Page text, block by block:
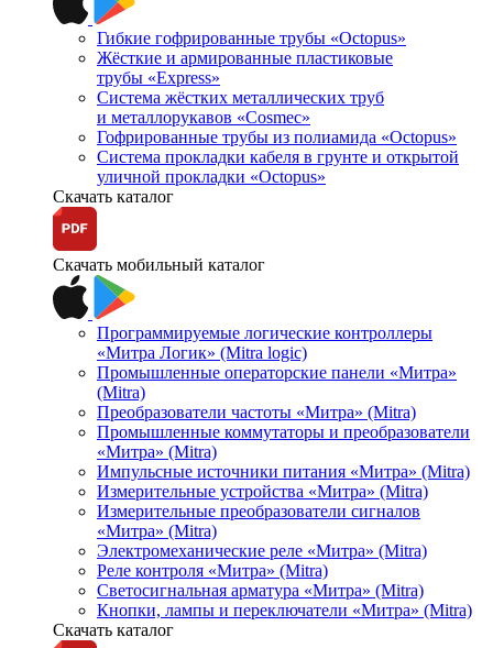
Гибкие гофрированные трубы «Octopus»
Жёсткие и армированные пластиковые
трубы «Express»
Система жёстких металлических труб
и металлорукавов «Cosmec»
Гофрированные трубы из полиамида «Octopus»
Система прокладки кабеля в грунте и открытой
уличной прокладки «Octopus»
Скачать каталог
Скачать мобильный каталог
Программируемые логические контроллеры
«Митра Логик» (Mitra logic)
Промышленные операторские панели «Митра»
(Mitra)
Преобразователи частоты «Митра» (Mitra)
Промышленные коммутаторы и преобразователи
«Митра» (Mitra)
Импульсные источники питания «Митра» (Mitra)
Измерительные устройства «Митра» (Mitra)
Измерительные преобразователи сигналов
«Митра» (Mitra)
Электромеханические реле «Митра» (Mitra)
Реле контроля «Митра» (Mitra)
Светосигнальная арматура «Митра» (Mitra)
Кнопки, лампы и переключатели «Митра» (Mitra)
Скачать каталог